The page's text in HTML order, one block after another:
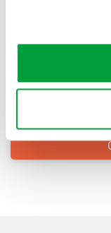
Bestel
Scherpe
Snelle
Goede
Snelle